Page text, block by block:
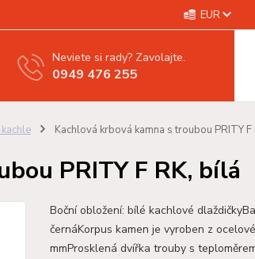
EUR
Neviete si rady? Zavolajte.
0949 476 255
Kachlová krbová kamna s troubou PRITY F
PRITY F RK, bílá
Boční obložení: bílé kachlové
černáKorpus kamen je vyroben z
mmProsklená dvířka trouby s